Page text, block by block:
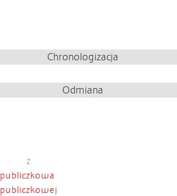
Chronologizacja
Odmiana
ż
publiczkowa
publiczkowej